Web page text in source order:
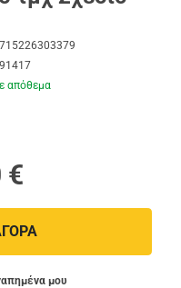
απόθεμα
€
μου